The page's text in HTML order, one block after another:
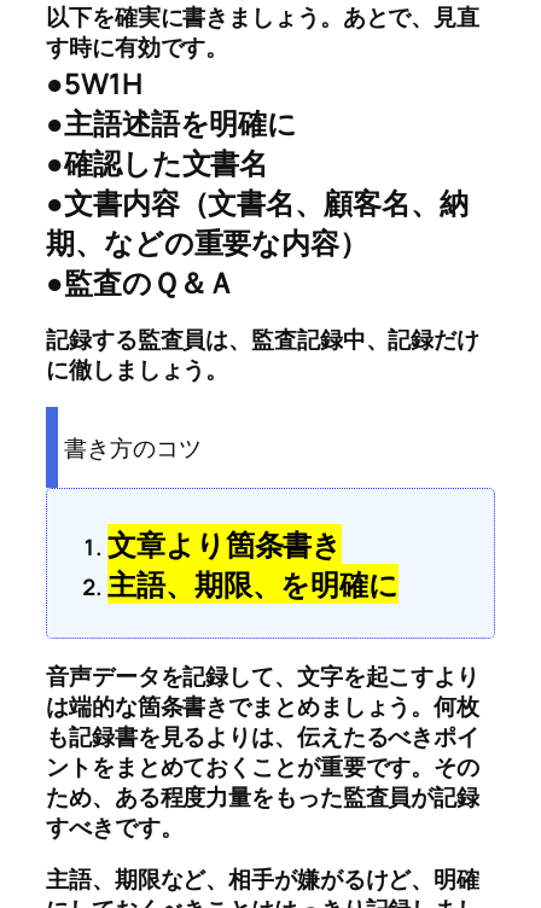
以下を確実に書きましょう。あとで、見直
す時に有効です。
●5W1H
●主語述語を明確に
●確認した文書名
●文書内容（文書名、顧客名、納
期、などの重要な内容）
●監査のＱ＆Ａ
記録する監査員は、監査記録中、記録だけ
に徹しましょう。
書き方のコツ
文章より箇条書き
主語、期限、を明確に
音声データを記録して、文字を起こすより
は端的な箇条書きでまとめましょう。何枚
も記録書を見るよりは、伝えたるべきポイ
ントをまとめておくことが重要です。その
ため、ある程度力量をもった監査員が記録
すべきです。
主語、期限など、相手が嫌がるけど、明確